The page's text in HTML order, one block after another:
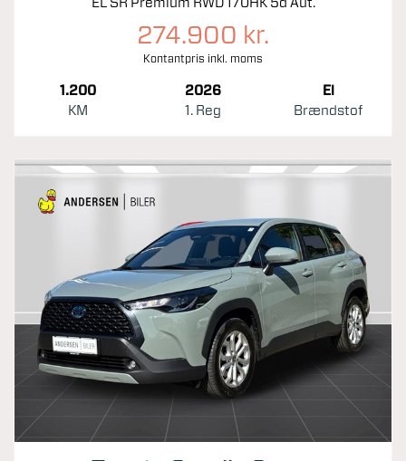
EL SR Premium RWD 170HK 5d Aut.
274.900 kr.
Kontantpris inkl. moms
1.200
KM
2026
1. Reg
El
Brændstof